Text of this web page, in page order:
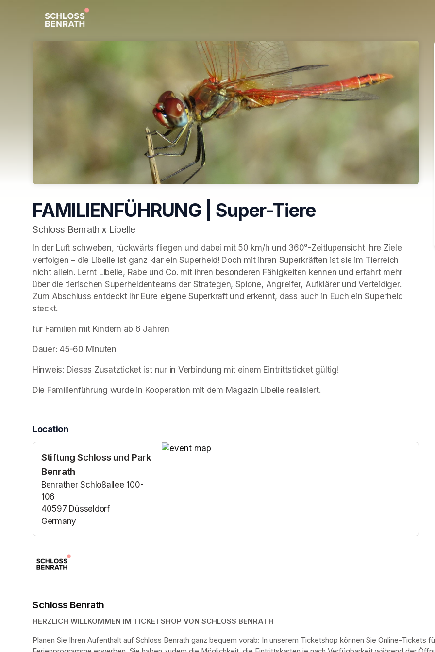
FAMILIENFÜHRUNG | Super-Tiere
Schloss Benrath x Libelle
In der Luft schweben, rückwärts fliegen und dabei mit 50 km/h und 360°-Zeitlupensicht ihre Ziele
verfolgen – die Libelle ist ganz klar ein Superheld! Doch mit ihren Superkräften ist sie im Tierreich
nicht allein. Lernt Libelle, Rabe und Co. mit ihren besonderen Fähigkeiten kennen und erfahrt mehr
über die tierischen Superheldenteams der Strategen, Spione, Angreifer, Aufklärer und Verteidiger.
Zum Abschluss entdeckt Ihr Eure eigene Superkraft und erkennt, dass auch in Euch ein Superheld
steckt.
für Familien mit Kindern ab 6 Jahren
Dauer: 45-60 Minuten
Hinweis: Dieses Zusatzticket ist nur in Verbindung mit einem Eintrittsticket gültig!
Die Familienführung wurde in Kooperation mit dem Magazin Libelle realisiert.
Location
Stiftung Schloss und Park
Benrath
Benrather Schloßallee 100-
106
40597 Düsseldorf
Germany
(opens in a new tab)
Schloss Benrath
HERZLICH WILLKOMMEN IM TICKETSHOP VON SCHLOSS BENRATH
Planen Sie Ihren Aufenthalt auf Schloss Benrath ganz bequem vorab: In unserem Ticketshop können Sie Online-Tickets